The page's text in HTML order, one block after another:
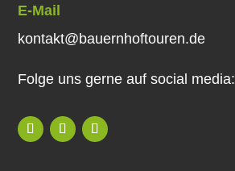
E-Mail
kontakt@bauernhoftouren.de
Folge uns gerne auf social media: